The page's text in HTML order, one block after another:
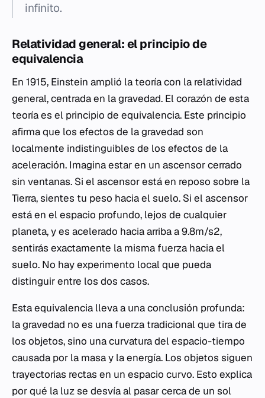
infinito.
Relatividad general: el principio de
equivalencia
En 1915, Einstein amplió la teoría con la relatividad
general, centrada en la gravedad. El corazón de esta
teoría es el principio de equivalencia. Este principio
afirma que los efectos de la gravedad son
localmente indistinguibles de los efectos de la
aceleración. Imagina estar en un ascensor cerrado
sin ventanas. Si el ascensor está en reposo sobre la
Tierra, sientes tu peso hacia el suelo. Si el ascensor
está en el espacio profundo, lejos de cualquier
planeta, y es acelerado hacia arriba a 9.8m/s2,
sentirás exactamente la misma fuerza hacia el
suelo. No hay experimento local que pueda
distinguir entre los dos casos.
Esta equivalencia lleva a una conclusión profunda:
la gravedad no es una fuerza tradicional que tira de
los objetos, sino una curvatura del espacio-tiempo
causada por la masa y la energía. Los objetos siguen
trayectorias rectas en un espacio curvo. Esto explica
por qué la luz se desvía al pasar cerca de un sol